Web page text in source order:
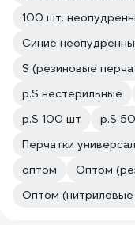
100 шт.
Синие
S (резиновые
р.S нестерильные
р.S 100 шт
р.S
Перчатки
оптом
Оптом
Оптом (нитриловые